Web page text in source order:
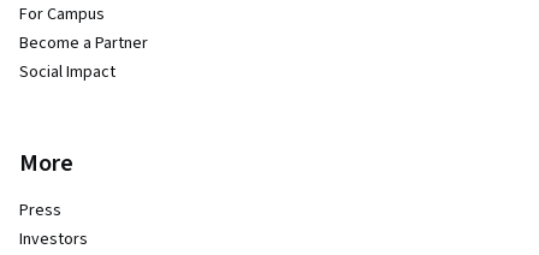
For Campus
Become a Partner
Social Impact
More
Press
Investors